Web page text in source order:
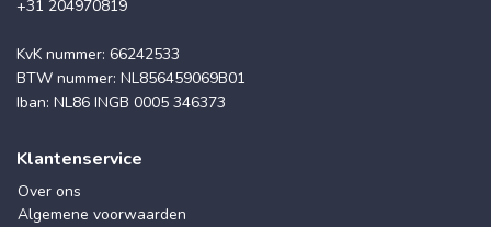
+31 204970819
KvK nummer: 66242533
BTW nummer: NL856459069B01
Iban: NL86 INGB 0005 346373
Klantenservice
Over ons
Algemene voorwaarden